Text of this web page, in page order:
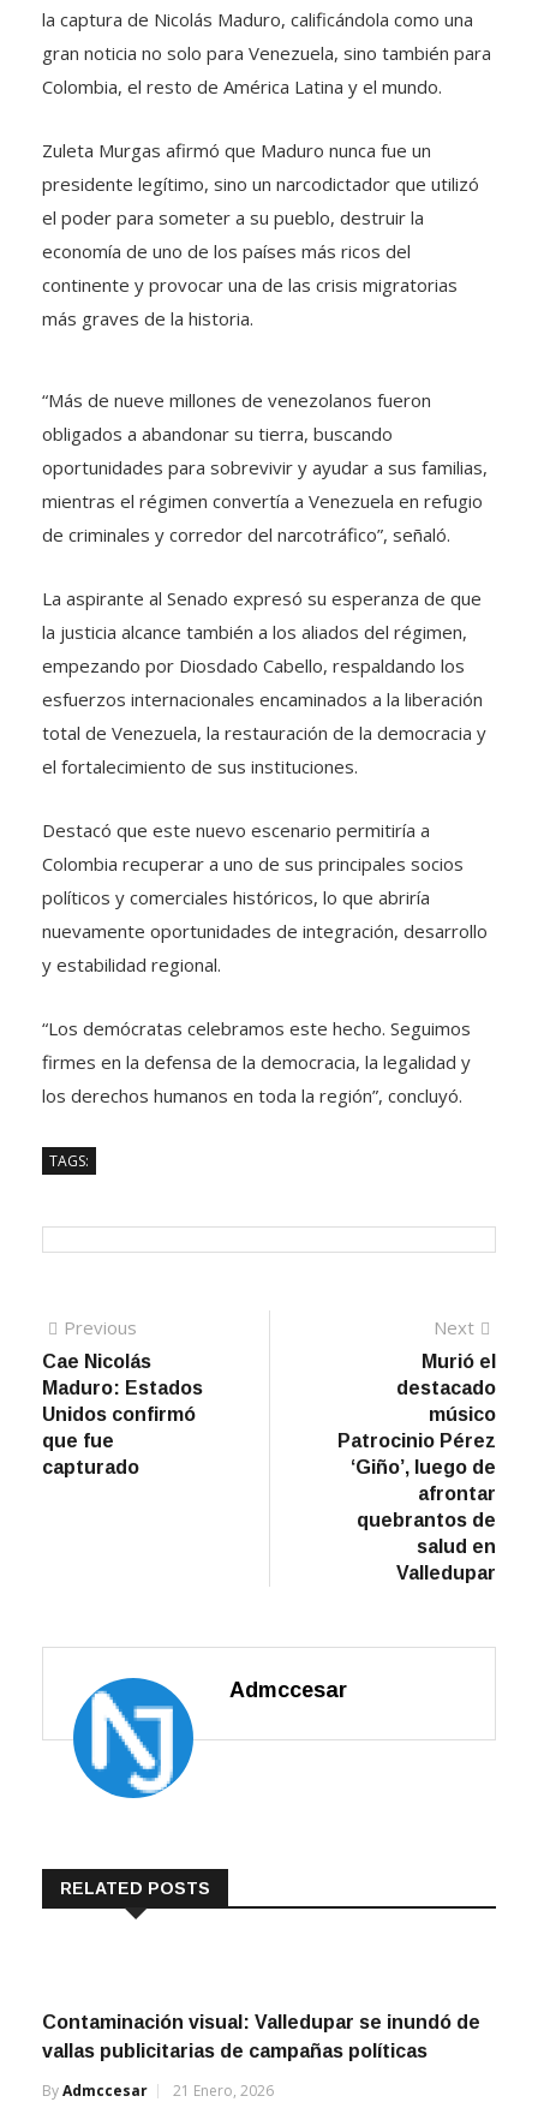
la captura de Nicolás Maduro, calificándola como una
gran noticia no solo para Venezuela, sino también para
Colombia, el resto de América Latina y el mundo.
Zuleta Murgas afirmó que Maduro nunca fue un
presidente legítimo, sino un narcodictador que utilizó
el poder para someter a su pueblo, destruir la
economía de uno de los países más ricos del
continente y provocar una de las crisis migratorias
más graves de la historia.
“Más de nueve millones de venezolanos fueron
obligados a abandonar su tierra, buscando
oportunidades para sobrevivir y ayudar a sus familias,
mientras el régimen convertía a Venezuela en refugio
de criminales y corredor del narcotráfico”, señaló.
La aspirante al Senado expresó su esperanza de que
la justicia alcance también a los aliados del régimen,
empezando por Diosdado Cabello, respaldando los
esfuerzos internacionales encaminados a la liberación
total de Venezuela, la restauración de la democracia y
el fortalecimiento de sus instituciones.
Destacó que este nuevo escenario permitiría a
Colombia recuperar a uno de sus principales socios
políticos y comerciales históricos, lo que abriría
nuevamente oportunidades de integración, desarrollo
y estabilidad regional.
“Los demócratas celebramos este hecho. Seguimos
firmes en la defensa de la democracia, la legalidad y
los derechos humanos en toda la región”, concluyó.
TAGS:
Navegación
de
entradas
Previous
post:
Cae Nicolás
Maduro: Estados
Unidos confirmó
que fue
capturado
Next
post:
Murió el
destacado
músico
Patrocinio Pérez
‘Giño’, luego de
afrontar
quebrantos de
salud en
Valledupar
Admccesar
RELATED POSTS
Contaminación visual: Valledupar se inundó de
vallas publicitarias de campañas políticas
ByAdmccesar 21 Enero, 2026